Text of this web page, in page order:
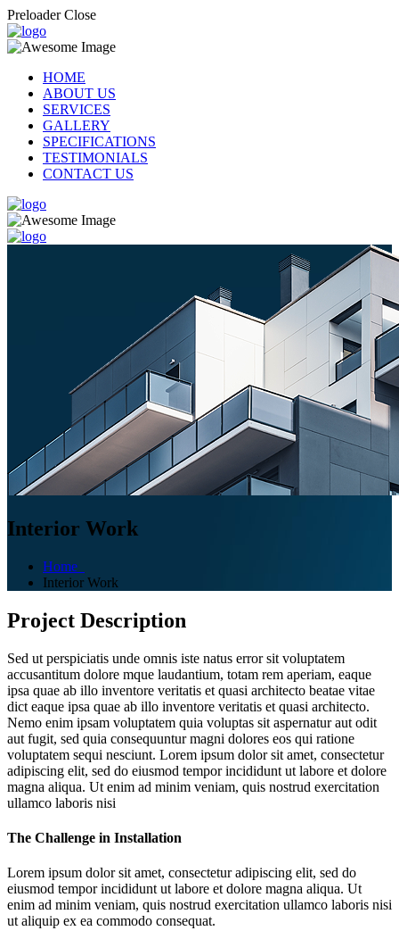
Preloader Close
HOME
ABOUT US
SERVICES
GALLERY
SPECIFICATIONS
TESTIMONIALS
CONTACT US
Interior Work
Home
Interior Work
Project Description
Sed ut perspiciatis unde omnis iste natus error sit voluptatem
accusantitum dolore mque laudantium, totam rem aperiam, eaque
ipsa quae ab illo inventore veritatis et quasi architecto beatae vitae
dict eaque ipsa quae ab illo inventore veritatis et quasi architecto.
Nemo enim ipsam voluptatem quia voluptas sit aspernatur aut odit
aut fugit, sed quia consequuntur magni dolores eos qui ratione
voluptatem sequi nesciunt. Lorem ipsum dolor sit amet, consectetur
adipiscing elit, sed do eiusmod tempor incididunt ut labore et dolore
magna aliqua. Ut enim ad minim veniam, quis nostrud exercitation
ullamco laboris nisi
The Challenge in Installation
Lorem ipsum dolor sit amet, consectetur adipiscing elit, sed do
eiusmod tempor incididunt ut labore et dolore magna aliqua. Ut
enim ad minim veniam, quis nostrud exercitation ullamco laboris nisi
ut aliquip ex ea commodo consequat.